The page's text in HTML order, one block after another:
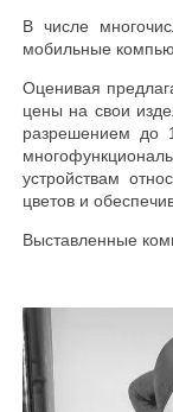
В числе
мобильные
Оценивая
цены на свои
разрешением до
устройствам
цветов и
Выставленные